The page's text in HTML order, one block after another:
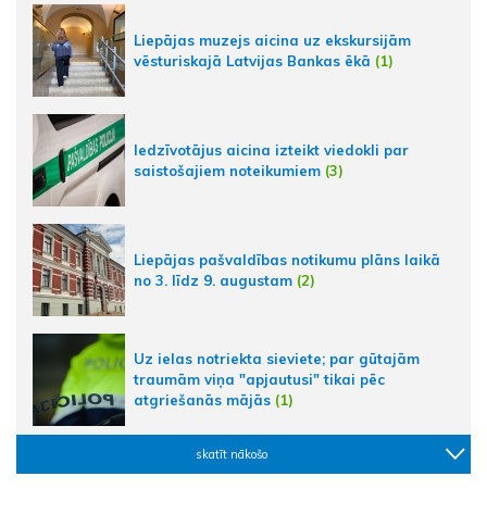
Liepājas muzejs aicina uz ekskursijām
vēsturiskajā Latvijas Bankas ēkā (1)
Iedzīvotājus aicina izteikt viedokli par
saistošajiem noteikumiem (3)
Liepājas pašvaldības notikumu plāns laikā
no 3. līdz 9. augustam (2)
Uz ielas notriekta sieviete; par gūtajām
traumām viņa "apjautusi" tikai pēc
atgriešanās mājās (1)
skatīt nākošo